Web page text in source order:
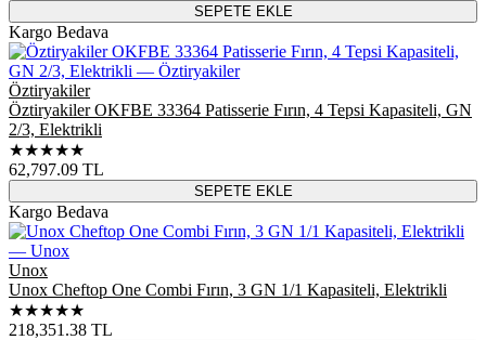
SEPETE EKLE
Kargo Bedava
Öztiryakiler
Öztiryakiler OKFBE 33364 Patisserie Fırın, 4 Tepsi Kapasiteli, GN
2/3, Elektrikli
★★★★★
62,797.09 TL
SEPETE EKLE
Kargo Bedava
Unox
Unox Cheftop One Combi Fırın, 3 GN 1/1 Kapasiteli, Elektrikli
★★★★★
218,351.38 TL